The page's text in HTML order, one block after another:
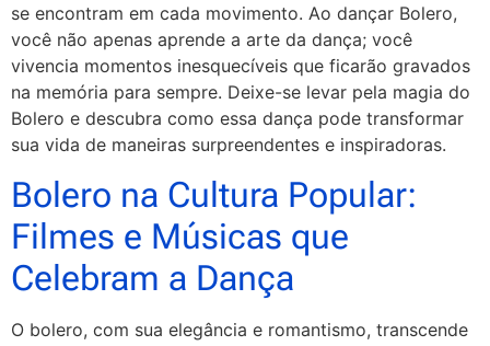
se encontram em cada movimento. Ao dançar Bolero,
você não apenas aprende a arte da dança; você
vivencia momentos inesquecíveis que ficarão gravados
na memória para sempre. Deixe-se levar pela magia do
Bolero e descubra como essa dança pode transformar
sua vida de maneiras surpreendentes e inspiradoras.
Bolero na Cultura Popular:
Filmes e Músicas que
Celebram a Dança
O bolero, com sua elegância e romantismo, transcende